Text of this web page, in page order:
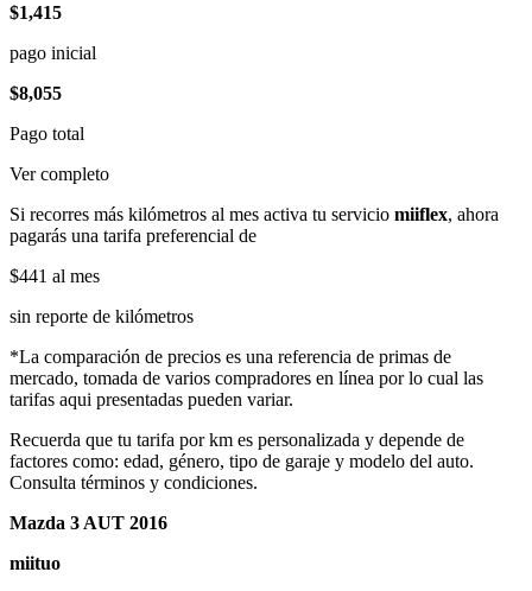
$1,415
pago inicial
$8,055
Pago total
Ver completo
Si recorres más kilómetros al mes activa tu servicio miiflex, ahora
pagarás una tarifa preferencial de
$441 al mes
sin reporte de kilómetros
*La comparación de precios es una referencia de primas de
mercado, tomada de varios compradores en línea por lo cual las
tarifas aqui presentadas pueden variar.
Recuerda que tu tarifa por km es personalizada y depende de
factores como: edad, género, tipo de garaje y modelo del auto.
Consulta términos y condiciones.
Mazda 3 AUT 2016
miituo